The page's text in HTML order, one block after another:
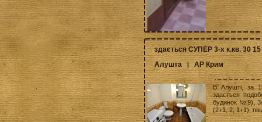
здається СУПЕР 3-х к.кв. 30
Алушта | АР Крим
В Алушті, за
здається
будинок №9), 3/
(2+1, 2, 1+1),